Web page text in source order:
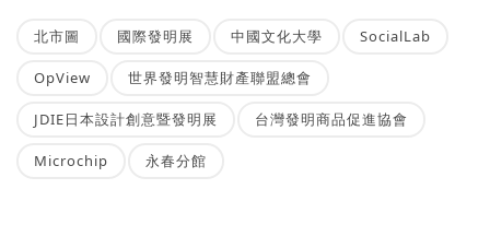
北市圖 國際發明展 中國文化大學 SocialLab
OpView 世界發明智慧財產聯盟總會
JDIE日本設計創意暨發明展 台灣發明商品促進協會
Microchip 永春分館